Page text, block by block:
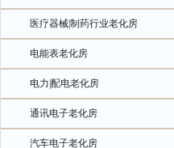
医疗器械|制药行业老化房
电能表老化房
电力|配电老化房
通讯电子老化房
汽车电子老化房